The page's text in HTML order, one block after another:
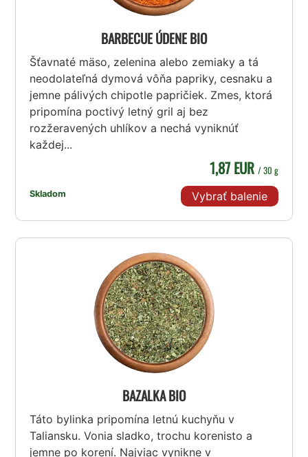
BARBECUE ÚDENE BIO
Šťavnaté mäso, zelenina alebo zemiaky a tá
neodolateľná dymová vôňa papriky, cesnaku a
jemne pálivých chipotle papričiek. Zmes, ktorá
pripomína poctivý letný gril aj bez
rozžeravených uhlíkov a nechá vyniknúť
každej...
Skladom
1,87 EUR / 30 g
Vybrať balenie
BAZALKA BIO
Táto bylinka pripomína letnú kuchyňu v
Taliansku. Vonia sladko, trochu korenisto a
jemne po korení. Najviac vynikne v